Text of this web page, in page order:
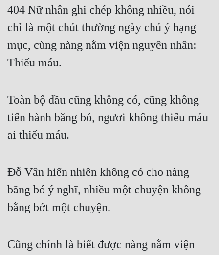
Cạnh Kỹ
Cổ Tiên Hiệp
Cổ Đại
Dị Năng
Góc Nhìn Nam
Góc Nhìn Nữ
Huyền Huyễn
Huyền Ảo
404 Nữ nhân ghi chép không nhiều, nói
chỉ là một chút thường ngày chú ý hạng
mục, cùng nàng nằm viện nguyên nhân:
Thiếu máu.
Toàn bộ đầu cũng không có, cũng không
tiến hành băng bó, ngươi không thiếu máu
ai thiếu máu.
Đỗ Vân hiển nhiên không có cho nàng
băng bó ý nghĩ, nhiều một chuyện không
bằng bớt một chuyện.
Cũng chính là biết được nàng nằm viện